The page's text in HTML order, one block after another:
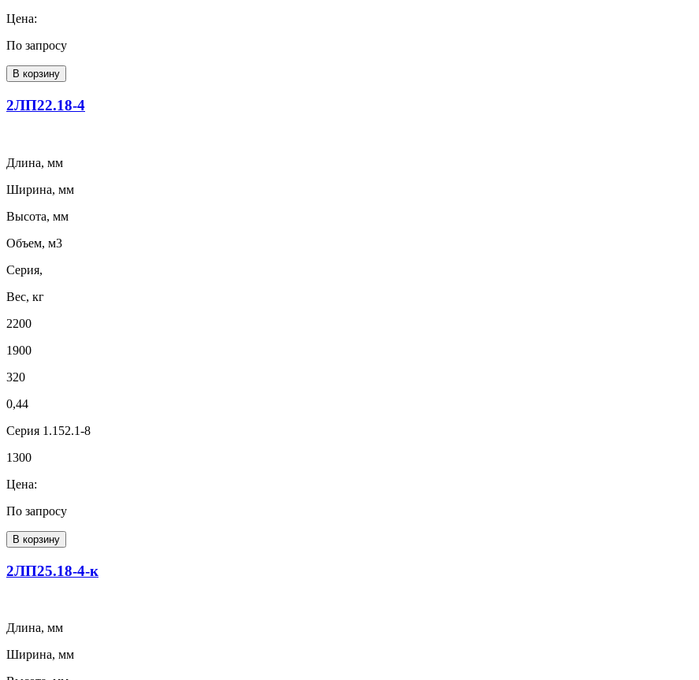
Цена:
По запросу
В корзину
2ЛП22.18-4
Длина, мм
Ширина, мм
Высота, мм
Объем, м3
Серия,
Вес, кг
2200
1900
320
0,44
Серия 1.152.1-8
1300
Цена:
По запросу
В корзину
2ЛП25.18-4-к
Длина, мм
Ширина, мм